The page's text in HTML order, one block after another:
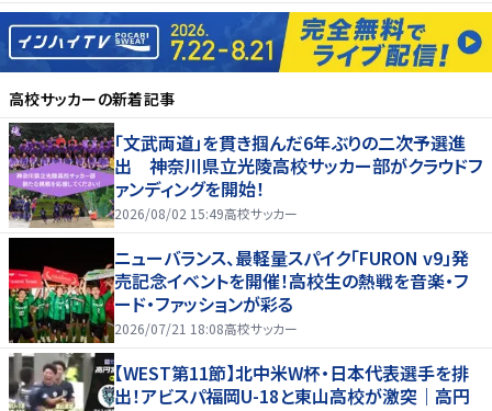
高校サッカーの新着記事
「文武両道」を貫き掴んだ6年ぶりの二次予選進
出 神奈川県立光陵高校サッカー部がクラウドフ
ァンディングを開始！
2026/08/02 15:49高校サッカー
ニューバランス、最軽量スパイク「FURON v9」発
売記念イベントを開催！高校生の熱戦を音楽・フ
ード・ファッションが彩る
2026/07/21 18:08高校サッカー
【WEST第11節】北中米W杯・日本代表選手を排
出！アビスパ福岡U-18と東山高校が激突｜高円